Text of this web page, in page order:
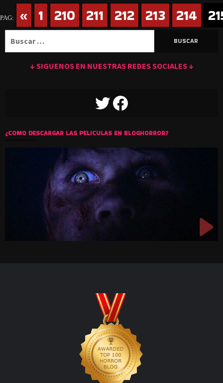
PAG: « 1 210 211 212 213 214
↓ SIGUENOS EN NUESTRAS REDES SOCIALES ↓
TWITTERFACEBOOK
¿COMO DESCARGAR LAS PELICULAS EN BLOGHORROR?